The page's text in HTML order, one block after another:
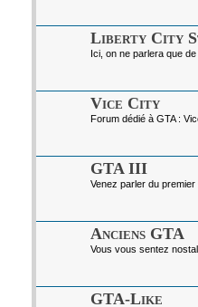
Liberty City
Ici, on ne parlera que
Vice City
Forum dédié à GTA :
GTA III
Venez parler du
Anciens GTA
Vous vous sentez
GTA-Like